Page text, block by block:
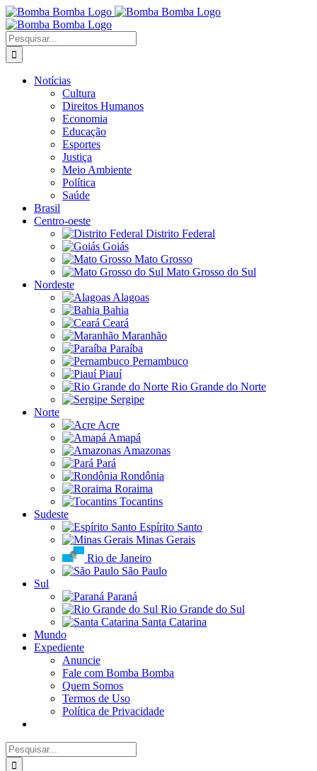
Ir
para
o
conteúdo
Buscar
resultados
para:
Notícias
Cultura
Direitos Humanos
Economia
Educação
Esportes
Justiça
Meio Ambiente
Política
Saúde
Brasil
Centro-oeste
Distrito Federal
Goiás
Mato Grosso
Mato Grosso do Sul
Nordeste
Alagoas
Bahia
Ceará
Maranhão
Paraíba
Pernambuco
Piauí
Rio Grande do Norte
Sergipe
Norte
Acre
Amapá
Amazonas
Pará
Rondônia
Roraima
Tocantins
Sudeste
Espírito Santo
Minas Gerais
Rio de Janeiro
São Paulo
Sul
Paraná
Rio Grande do Sul
Santa Catarina
Mundo
Expediente
Anuncie
Fale com Bomba Bomba
Quem Somos
Termos de Uso
Política de Privacidade
Buscar
resultados